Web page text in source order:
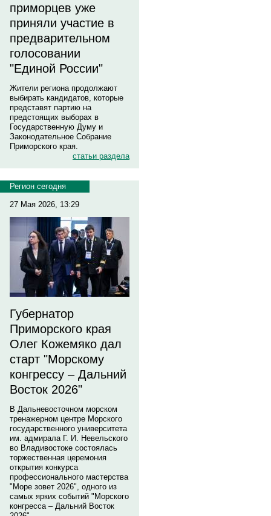
приморцев уже
приняли участие в
предварительном
голосовании
"Единой России"
Жители региона продолжают
выбирать кандидатов, которые
представят партию на
предстоящих выборах в
Государственную Думу и
Законодательное Собрание
Приморского края.
статьи раздела
Регион сегодня
27 Мая 2026, 13:29
Губернатор
Приморского края
Олег Кожемяко дал
старт "Морскому
конгрессу – Дальний
Восток 2026"
В Дальневосточном морском
тренажерном центре Морского
государственного университета
им. адмирала Г. И. Невельского
во Владивостоке состоялась
торжественная церемония
открытия конкурса
профессионального мастерства
"Море зовет 2026", одного из
самых ярких событий "Морского
конгресса – Дальний Восток